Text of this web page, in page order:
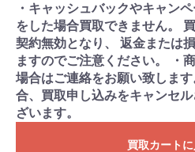
・キャッシュバックやキャン
をした場合買取できません。
契約無効となり、 返金または
ますのでご注意ください。 ・
場合はご連絡をお願い致しま
合、買取申し込みをキャンセ
ざいます。
買取カート